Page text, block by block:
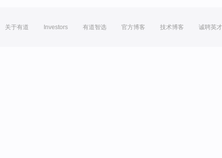
关于有道 Investors 有道智选 官方博客 技术博客 诚聘英才